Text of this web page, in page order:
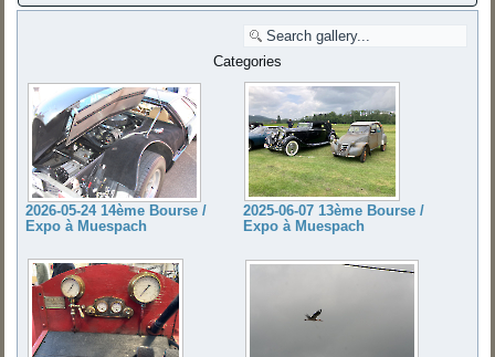
Categories
2026-05-24 14ème Bourse /
Expo à Muespach
2025-06-07 13ème Bourse /
Expo à Muespach